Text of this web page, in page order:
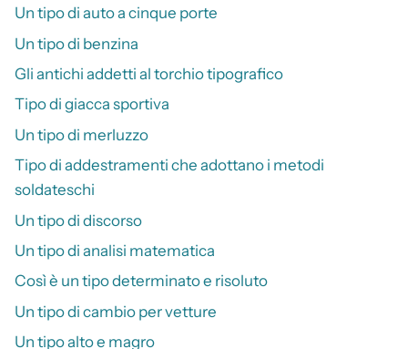
Un tipo di auto a cinque porte
Un tipo di benzina
Gli antichi addetti al torchio tipografico
Tipo di giacca sportiva
Un tipo di merluzzo
Tipo di addestramenti che adottano i metodi
soldateschi
Un tipo di discorso
Un tipo di analisi matematica
Così è un tipo determinato e risoluto
Un tipo di cambio per vetture
Un tipo alto e magro